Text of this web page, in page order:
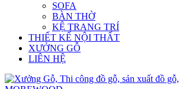
SOFA
BÀN THỜ
KỆ TRANG TRÍ
THIẾT KẾ NỘI THẤT
XƯỞNG GỖ
LIÊN HỆ